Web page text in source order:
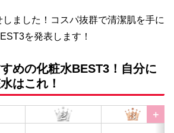
ました！コスパ抜群で清潔肌を手に
を発表します！
すめの化粧水BEST3！自分に
はこれ！
＋